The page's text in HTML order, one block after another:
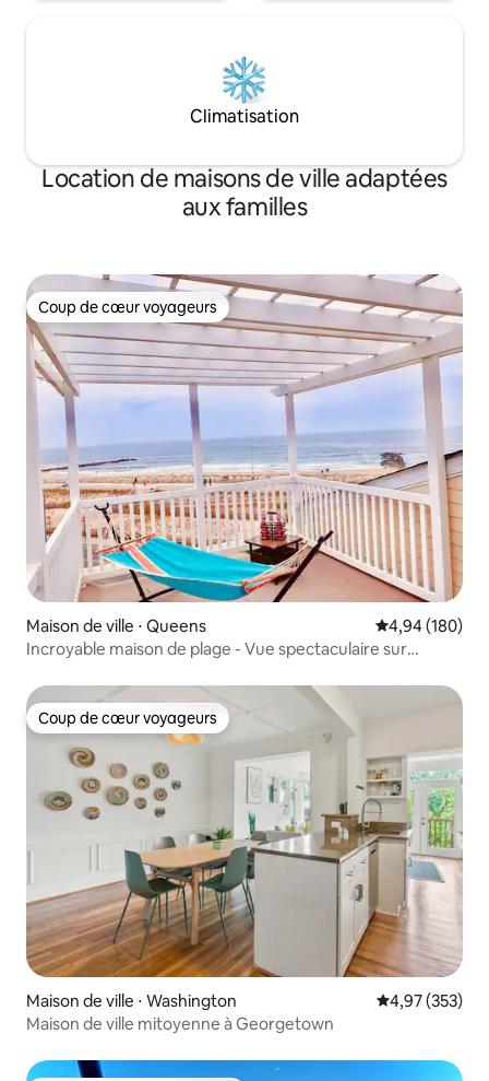
Climatisation
Location de maisons de ville adaptées
aux familles
Coup de cœur voyageurs
Coup de cœur voyageurs
Maison de ville ⋅ Queens Évaluation
4,94 (180)
Incroyable maison de plage - Vue spectaculaire sur
Coup de cœur voyageurs
Coup de cœur voyageurs
Maison de ville ⋅ Washington Évaluation
4,97 (353)
Maison de ville mitoyenne à Georgetown